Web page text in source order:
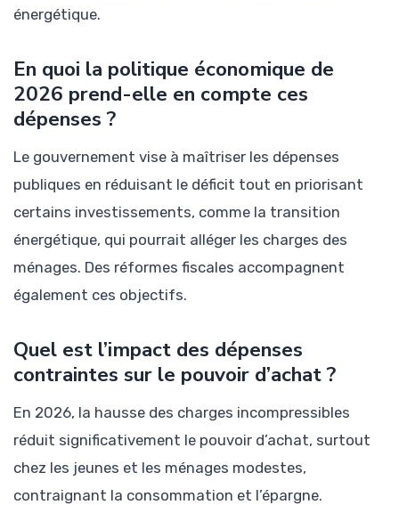
énergétique.
En quoi la politique économique de
2026 prend-elle en compte ces
dépenses ?
Le gouvernement vise à maîtriser les dépenses
publiques en réduisant le déficit tout en priorisant
certains investissements, comme la transition
énergétique, qui pourrait alléger les charges des
ménages. Des réformes fiscales accompagnent
également ces objectifs.
Quel est l’impact des dépenses
contraintes sur le pouvoir d’achat ?
En 2026, la hausse des charges incompressibles
réduit significativement le pouvoir d’achat, surtout
chez les jeunes et les ménages modestes,
contraignant la consommation et l’épargne.